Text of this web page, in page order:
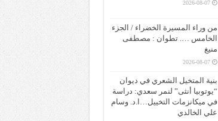
2026-08-07
من وراء المسيرة الخضراء / الجزء
الخامس …. تطوان : مصطفى
منيغ
2026-08-07
بنية المتخيل الشعري في ديوان
“يوتوبيا أنثى” لنمر سعدي: دراسة
في ميكانزمات التخييل…ا.د. وسام
علي الخالدي